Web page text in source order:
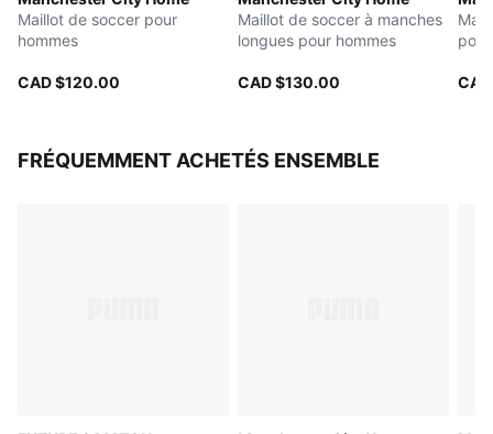
de mouvement totale et doté de la technologie
dryCELL qui évacue l’humidité
Marque signature de PUMA et Manchester City
Maillot de soccer pour
hommes
CAD $120.00
Maillot de soccer à manches
longues pour hommes
CAD $130.00
FRÉQUEMMENT ACHETÉS ENSEMBLE